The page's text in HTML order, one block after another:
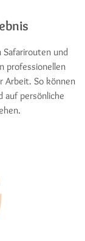
Safarirouten und
professionellen
Arbeit. So können
auf persönliche